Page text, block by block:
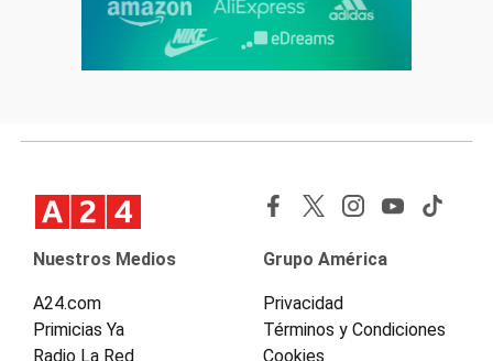
Nuestros Medios
A24.com
Primicias Ya
Radio La Red
Grupo América
Privacidad
Términos y Condiciones
Cookies